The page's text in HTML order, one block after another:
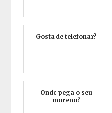
Gosta de telefonar?
Onde pega o seu
moreno?